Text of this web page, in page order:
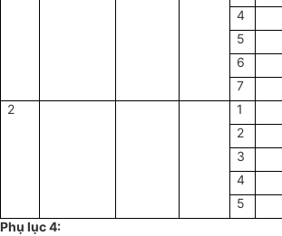
4
5
6
7
2
1
2
3
4
5
Phụ lục 4: